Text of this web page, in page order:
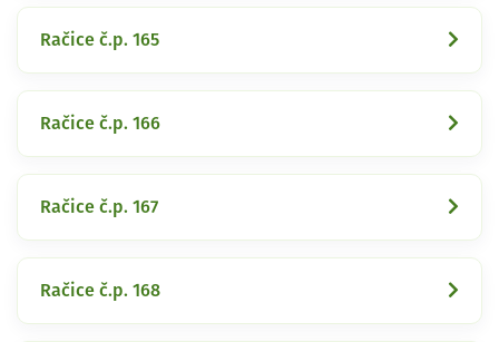
Račice č.p. 165
Račice č.p. 166
Račice č.p. 167
Račice č.p. 168